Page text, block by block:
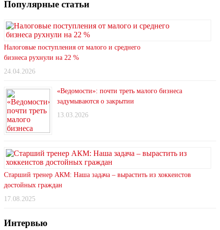
Популярные статьи
Налоговые поступления от малого и среднего
бизнеса рухнули на 22 %
24.04.2026
«Ведомости»: почти треть малого бизнеса
задумываются о закрытии
13.03.2026
Старший тренер АКМ: Наша задача – вырастить из хоккеистов
достойных граждан
17.08.2025
Интервью